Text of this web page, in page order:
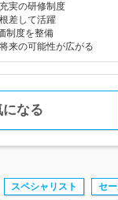
実の研修制度
差して活躍
制度を整備
来の可能性が広がる
になる
スペシャリスト セ